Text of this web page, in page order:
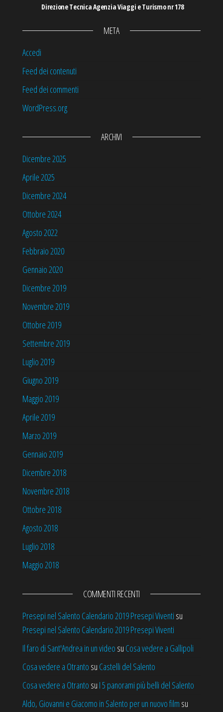
Direzione Tecnica Agenzia Viaggi e Turismo nr 178
META
Accedi
Feed dei contenuti
Feed dei commenti
WordPress.org
ARCHIVI
Dicembre 2025
Aprile 2025
Dicembre 2024
Ottobre 2024
Agosto 2022
Febbraio 2020
Gennaio 2020
Dicembre 2019
Novembre 2019
Ottobre 2019
Settembre 2019
Luglio 2019
Giugno 2019
Maggio 2019
Aprile 2019
Marzo 2019
Gennaio 2019
Dicembre 2018
Novembre 2018
Ottobre 2018
Agosto 2018
Luglio 2018
Maggio 2018
COMMENTI RECENTI
Presepi nel Salento Calendario 2019 Presepi Viventi su
Presepi nel Salento Calendario 2019 Presepi Viventi
Il faro di Sant'Andrea in un video su Cosa vedere a Gallipoli
Cosa vedere a Otranto su Castelli del Salento
Cosa vedere a Otranto su I 5 panorami più belli del Salento
Aldo, Giovanni e Giacomo in Salento per un nuovo film su